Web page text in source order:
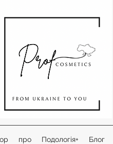
про Подологія+ Блог